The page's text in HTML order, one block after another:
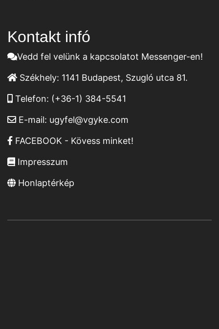
Kontakt infó
Vedd fel velünk a kapcsolatot Messenger-en!
Székhely: 1141 Budapest, Szugló utca 81.
Telefon: (+36-1) 384-5541
E-mail: ugyfel@vgyke.com
FACEBOOK - Kövess minket!
Impresszum
Honlaptérkép